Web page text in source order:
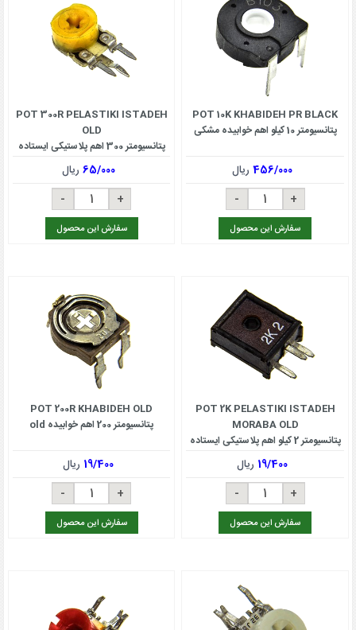
POT 10K KHABIDEH PR BLACK
پتانسیومتر 10 کیلو اهم خوابیده مشکی
456/000 ریال
سفارش این محصول
POT 300R PELASTIKI ISTADEH
OLD
پتانسیومتر 300 اهم پلاستیکی ایستاده
OLD
65/000 ریال
سفارش این محصول
POT 2K PELASTIKI ISTADEH
MORABA OLD
پتانسیومتر 2 کیلو اهم پلاستیکی ایستاده
مربعی OLD
19/400 ریال
سفارش این محصول
POT 200R KHABIDEH OLD
پتانسیومتر 200 اهم خوابیده old
19/400 ریال
سفارش این محصول